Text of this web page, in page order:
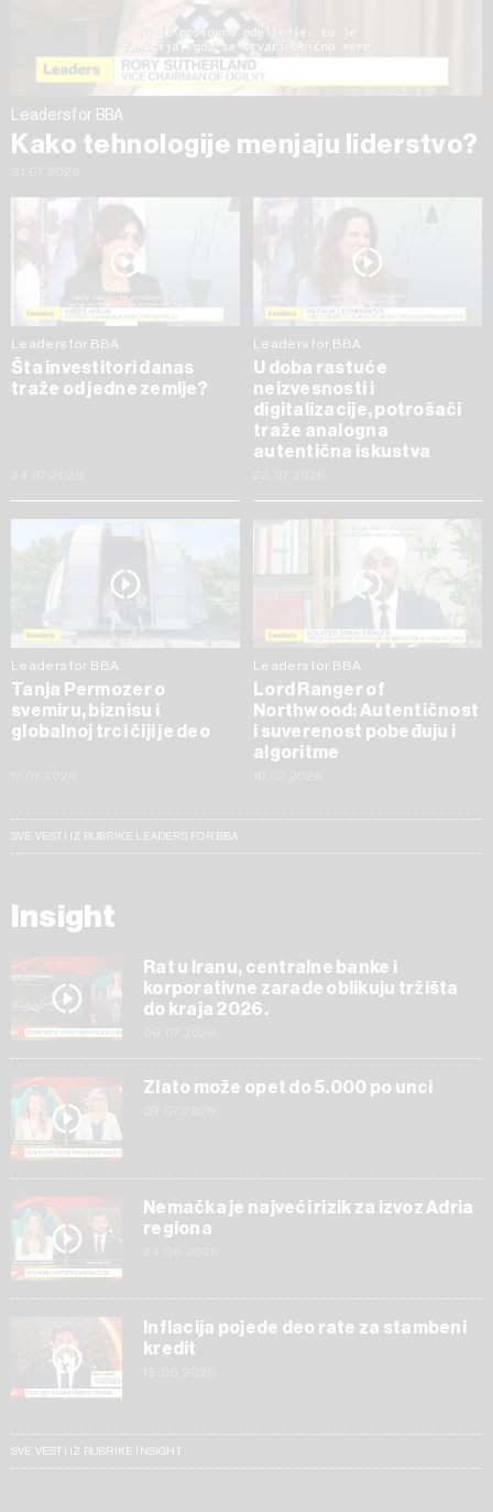
trenutku opozvati bez negativnih posledica.
Leaders for BBA
Kako tehnologije menjaju liderstvo?
Leaders for BBA
Šta investitori danas
traže od jedne zemlje?
Leaders for BBA
U doba rastuće
neizvesnosti i
digitalizacije, potrošači
traže analogna
autentična iskustva
Leaders for BBA
Tanja Permozer o
svemiru, biznisu i
globalnoj trci čiji je deo
Leaders for BBA
Lord Ranger of
Northwood: Autentičnost
i suverenost pobeđuju i
algoritme
SVE VESTI IZ RUBRIKE LEADERS FOR BBA
Insight
Rat u Iranu, centralne banke i
korporativne zarade oblikuju tržišta
do kraja 2026.
Zlato može opet do 5.000 po unci
Nemačka je najveći rizik za izvoz Adria
regiona
Inflacija pojede deo rate za stambeni
kredit
SVE VESTI IZ RUBRIKE INSIGHT